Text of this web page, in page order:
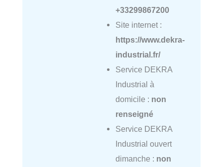
+33299867200
Site internet :
https://www.dekra-
industrial.fr/
Service DEKRA
Industrial à
domicile : non
renseigné
Service DEKRA
Industrial ouvert
dimanche : non